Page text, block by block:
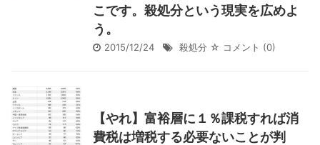
こです。殺処分という現実を広めよ
う。
2015/12/24 殺処分 ☆ コメント (0)
【やれ】富裕層に１％課税すれば消
費税は増税する必要ないことが判